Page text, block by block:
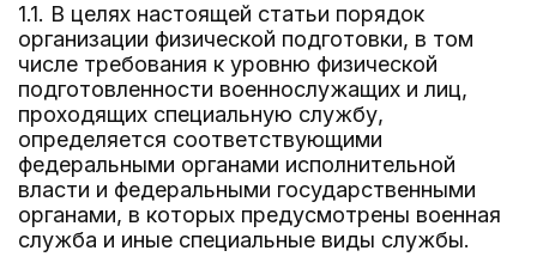
1.1. В целях настоящей статьи порядок
организации физической подготовки, в том
числе требования к уровню физической
подготовленности военнослужащих и лиц,
проходящих специальную службу,
определяется соответствующими
федеральными органами исполнительной
власти и федеральными государственными
органами, в которых предусмотрены военная
служба и иные специальные виды службы.